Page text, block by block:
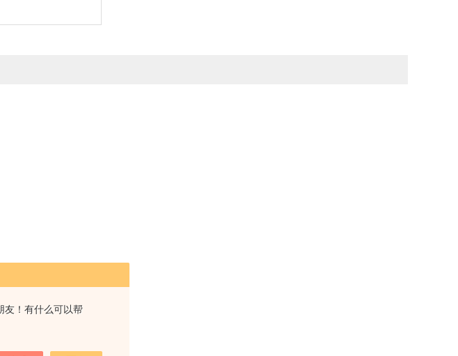
友！有什么可以帮